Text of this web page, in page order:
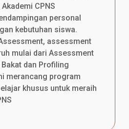
CPNS
personal
kebutuhan siswa.
assessment
mulai dari Assessment
dan Profiling
merancang program
khusus untuk meraih